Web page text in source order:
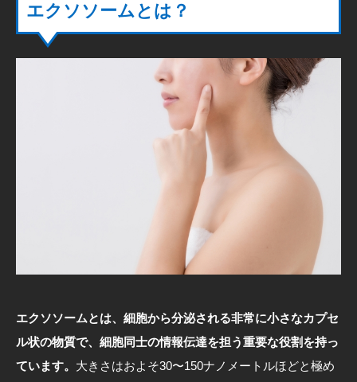
エクソソームとは？
エクソソームとは、細胞から分泌される非常に小さなカプセ
ル状の物質で、細胞同士の情報伝達を担う重要な役割を持っ
ています。 大きさはおよそ30〜150ナノメートルほどと極め